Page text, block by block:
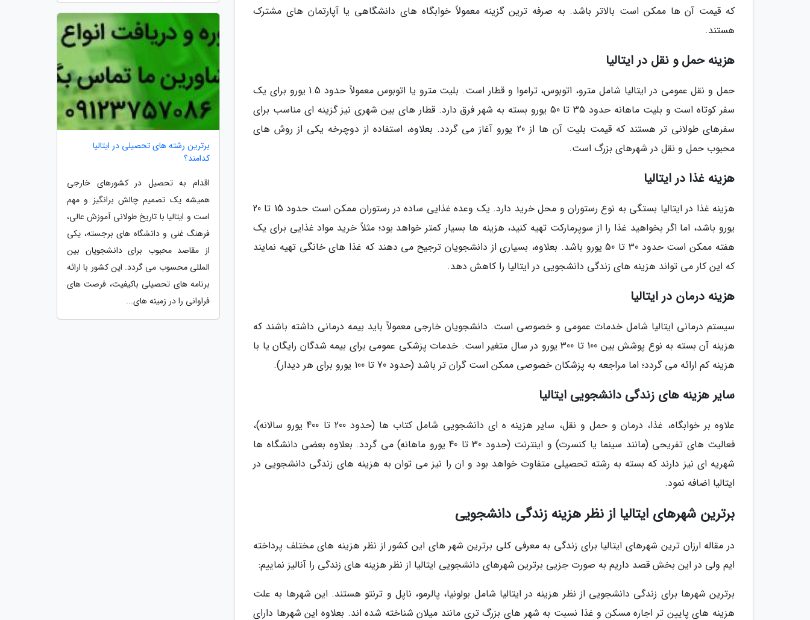
که قیمت آن ها ممکن است بالاتر باشد. به صرفه ترین گزینه معمولاً خوابگاه های دانشگاهی یا آپارتمان های مشترک
هستند.
هزینه حمل و نقل در ایتالیا
حمل و نقل عمومی در ایتالیا شامل مترو، اتوبوس، تراموا و قطار است. بلیت مترو یا اتوبوس معمولاً حدود 1.5 یورو برای یک
سفر کوتاه است و بلیت ماهانه حدود 35 تا 50 یورو بسته به شهر فرق دارد. قطار های بین شهری نیز گزینه ای مناسب برای
سفرهای طولانی تر هستند که قیمت بلیت آن ها از 20 یورو آغاز می گردد. بعلاوه، استفاده از دوچرخه یکی از روش های
محبوب حمل و نقل در شهرهای بزرگ است.
هزینه غذا در ایتالیا
هزینه غذا در ایتالیا بستگی به نوع رستوران و محل خرید دارد. یک وعده غذایی ساده در رستوران ممکن است حدود 15 تا 20
یورو باشد، اما اگر بخواهید غذا را از سوپرمارکت تهیه کنید، هزینه ها بسیار کمتر خواهد بود؛ مثلاً خرید مواد غذایی برای یک
هفته ممکن است حدود 30 تا 50 یورو باشد. بعلاوه، بسیاری از دانشجویان ترجیح می دهند که غذا های خانگی تهیه نمایند
که این کار می تواند هزینه های زندگی دانشجویی در ایتالیا را کاهش دهد.
هزینه درمان در ایتالیا
سیستم درمانی ایتالیا شامل خدمات عمومی و خصوصی است. دانشجویان خارجی معمولاً باید بیمه درمانی داشته باشند که
هزینه آن بسته به نوع پوشش بین 100 تا 300 یورو در سال متغیر است. خدمات پزشکی عمومی برای بیمه شدگان رایگان یا با
هزینه کم ارائه می گردد؛ اما مراجعه به پزشکان خصوصی ممکن است گران تر باشد (حدود 70 تا 100 یورو برای هر دیدار).
سایر هزینه های زندگی دانشجویی ایتالیا
علاوه بر خوابگاه، غذا، درمان و حمل و نقل، سایر هزینه ه ای دانشجویی شامل کتاب ها (حدود 200 تا 400 یورو سالانه)،
فعالیت های تفریحی (مانند سینما یا کنسرت) و اینترنت (حدود 30 تا 40 یورو ماهانه) می گردد. بعلاوه بعضی دانشگاه ها
شهریه ای نیز دارند که بسته به رشته تحصیلی متفاوت خواهد بود و ان را نیز می توان به هزینه های زندگی دانشجویی در
ایتالیا اضافه نمود.
برترین شهرهای ایتالیا از نظر هزینه زندگی دانشجویی
در مقاله ارزان ترین شهرهای ایتالیا برای زندگی به معرفی کلی برترین شهر های این کشور از نظر هزینه های مختلف پرداخته
ایم ولی در این بخش قصد داریم به صورت جزیی برترین شهرهای دانشجویی ایتالیا از نظر هزینه های زندگی را آنالیز نماییم:
برترین شهرها برای زندگی دانشجویی از نظر هزینه در ایتالیا شامل بولونیا، پالرمو، ناپل و ترنتو هستند. این شهرها به علت
هزینه های پایین تر اجاره مسکن و غذا نسبت به شهر های بزرگ تری مانند میلان شناخته شده اند. بعلاوه این شهرها دارای
برترین رشته های تحصیلی در ایتالیا
کدامند؟
اقدام به تحصیل در کشورهای خارجی
همیشه یک تصمیم چالش برانگیز و مهم
است و ایتالیا با تاریخ طولانی آموزش عالی،
فرهنگ غنی و دانشگاه های برجسته، یکی
از مقاصد محبوب برای دانشجویان بین
المللی محسوب می گردد. این کشور با ارائه
برنامه های تحصیلی باکیفیت، فرصت های
فراوانی را در زمینه های...